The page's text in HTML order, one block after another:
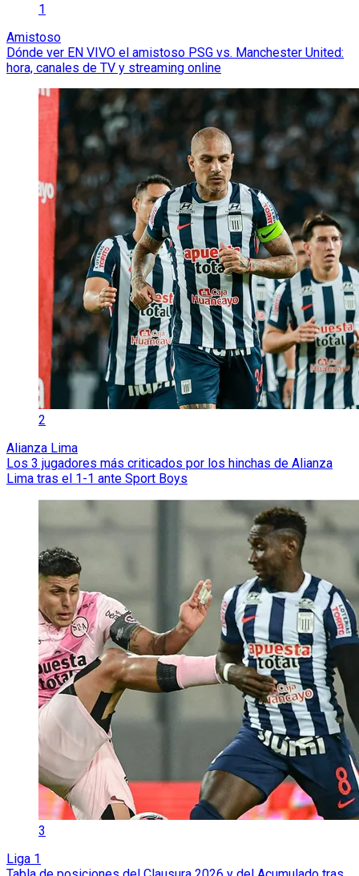
1
Amistoso
Dónde ver EN VIVO el amistoso PSG vs. Manchester United:
hora, canales de TV y streaming online
2
Alianza Lima
Los 3 jugadores más criticados por los hinchas de Alianza
Lima tras el 1-1 ante Sport Boys
3
Liga 1